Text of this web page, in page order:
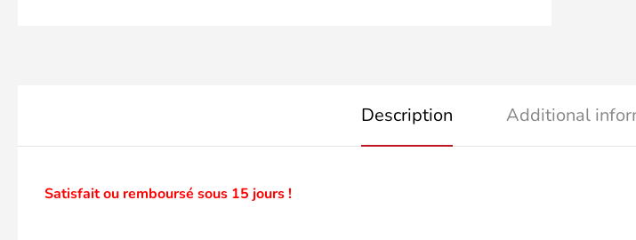
Description Additional
Satisfait ou remboursé sous 15 jours !